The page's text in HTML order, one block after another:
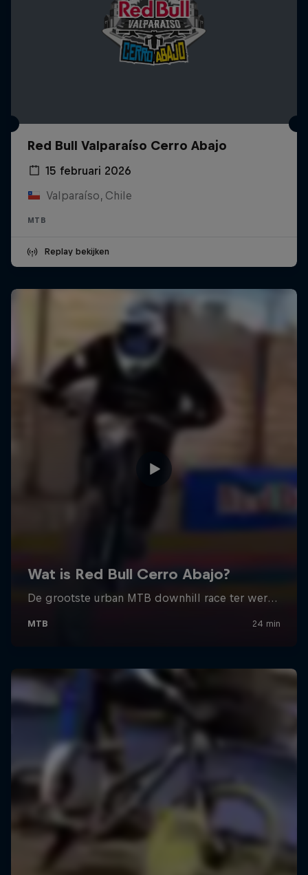
Red Bull Valparaíso Cerro Abajo
15 februari 2026
Valparaíso, Chile
MTB
Replay bekijken